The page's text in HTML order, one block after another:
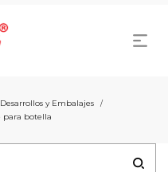
Desarrollos y Embalajes /
para botella